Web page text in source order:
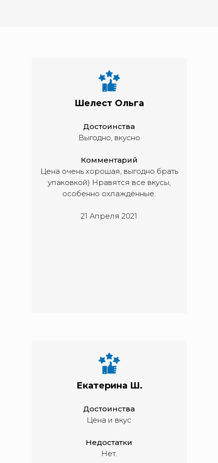
Достоинства
Выгодно, вкусно
Комментарий
Цена очень хорошая, выгодно брать
упаковкой) Нравятся все вкусы,
особенно охлаждённые.
21 Апреля 2021
Шелест Ольга
Достоинства
Цена и вкус
Недостатки
Нет.
Екатерина Ш.